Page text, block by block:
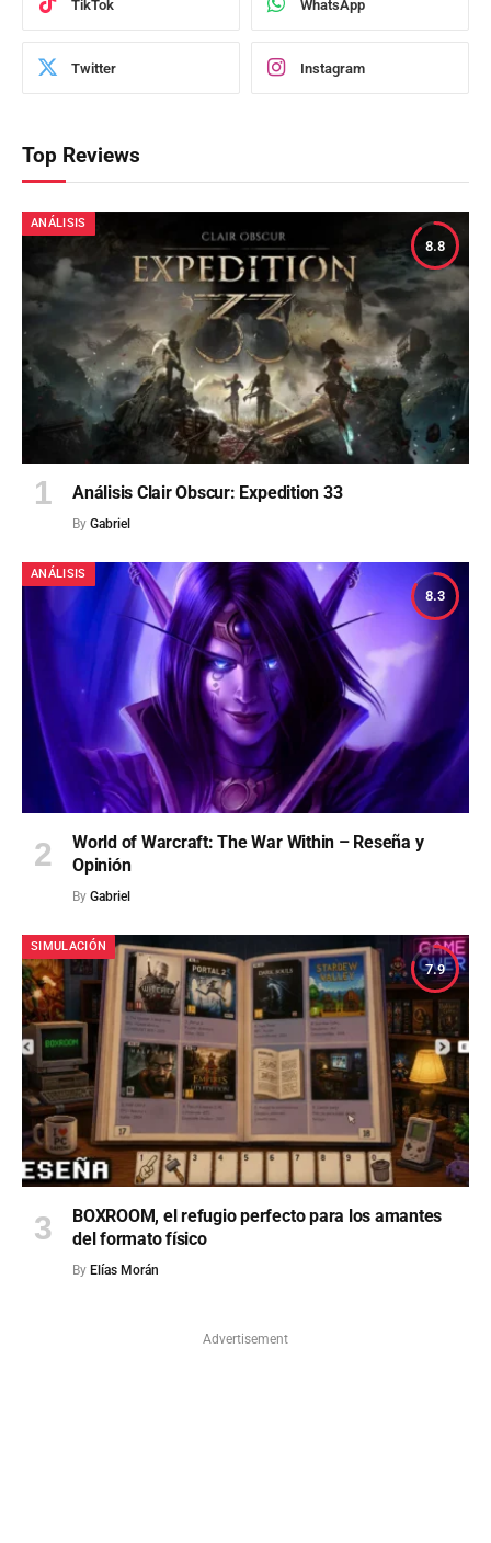
TikTok WhatsApp
Twitter Instagram
Top Reviews
8.8
ANÁLISIS
Análisis Clair Obscur: Expedition 33
By Gabriel
8.3
ANÁLISIS
World of Warcraft: The War Within – Reseña y
Opinión
By Gabriel
7.9
SIMULACIÓN
BOXROOM, el refugio perfecto para los amantes
del formato físico
By Elías Morán
Advertisement